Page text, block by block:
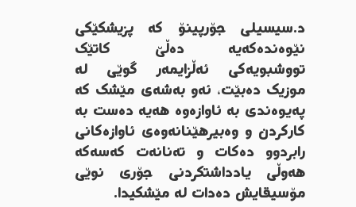
د.سیسیلی جۆرپینۆ كه‌ پزیشكێكی
نێوه‌نده‌كه‌یه‌ ده‌ڵێ كاتێك
تووشبویه‌كی ئه‌ڵزایمه‌ر گوێی له
موزیک ده‌بێت، ئه‌و به‌شه‌ی مێشك كه‌
په‌یوه‌ندی به‌ ئاوازه‌وه‌ هه‌یه‌ ده‌ست به‌
كاركردن و وه‌بیرهێنانه‌وه‌ی ئاوازه‌كانی
رابردوو ده‌كات و ته‌نانه‌ت كه‌سه‌كه‌
هه‌وڵی یادداشتكردنی جۆری نوێی
مۆسیقایش ده‌دات له‌ مێشكیدا.